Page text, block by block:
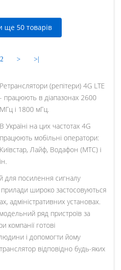
ще 50 товарів
2 > >|
Ретранслятори (репітери) 4G LTE
- працюють в діапазонах 2600
МГц і 1800 мГц.
В Україні на цих частотах 4G
працюють мобільні оператори:
Київстар, Лайф, Водафон (МТС) і
ін.
для посилення сигналу
прилади широко застосовуються
адміністративних установах.
ряд пристроїв за
готові
і допомогти йому
відповідно будь-яких